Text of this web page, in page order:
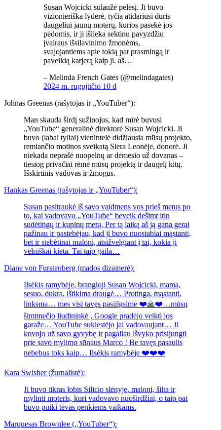
Susan Wojcicki sulaužė pelėsį. Ji buvo
vizionieriška lyderė, tyčia atidariusi duris
daugeliui jaunų moterų, kurios pasekė jos
pėdomis, ir ji išlieka sektinu pavyzdžiu
įvairaus išsilavinimo žmonėms,
svajojantiems apie tokią pat prasmingą ir
paveikią karjerą kaip ji. aš…
– Melinda French Gates (@melindagates)
2024 m. rugpjūčio 10 d
Johnas Greenas (rašytojas ir „YouTuber“):
Man skauda širdį sužinojus, kad mirė buvusi
„YouTube“ generalinė direktorė Susan Wojcicki. Ji
buvo (labai tyliai) vienintelė didžiausia mūsų projekto,
remiančio motinos sveikatą Siera Leonėje, donorė. Ji
niekada neprašė nuopelnų ar dėmesio už dovanas –
tiesiog privačiai rėmė mūsų projektą ir daugelį kitų.
Išskirtinis vadovas ir žmogus.
Hankas Greenas (rašytojas ir „YouTuber“):
Susan pasitraukė iš savo vaidmens vos prieš metus po
to, kai vadovavo „YouTube“ beveik dešimt itin
sudėtingų ir kupinų metų. Per tą laiką aš ją gana gerai
pažinau ir pastebėjau, kad ji buvo nuostabiai mąstanti,
bet ir stebėtinai maloni, atsižvelgiant į tai, kokia ji
velniškai kieta. Tai taip gaila…
Diane von Furstenberg (mados dizainerė):
Ilsėkis ramybėje, brangioji Susan Wojcicki, mama,
sesuo, dukra, ištikima draugė… Protinga, mąstanti,
linksma… mes visi tavęs pasiilgsime ❤️🙏❤️…mūsų
šimtmečio liudininkė , Google pradėjo veikti jos
garaže… YouTube suklestėjo jai vadovaujant… Ji
kovojo už savo gyvybę ir pagaliau išvyko prisijungti
prie savo mylimo sūnaus Marco ! Be tavęs pasaulis
nebebus toks kaip… Ilsėkis ramybėje ❤️❤️❤️
Kara Swisher (žurnalistė):
Ji buvo tikras lobis Silicio slėnyje, maloni, šilta ir
mylinti moteris, kuri vadovavo nuoširdžiai, o taip pat
buvo puiki tėvas penkiems vaikams.
Marquesas Brownlee („YouTuber“):